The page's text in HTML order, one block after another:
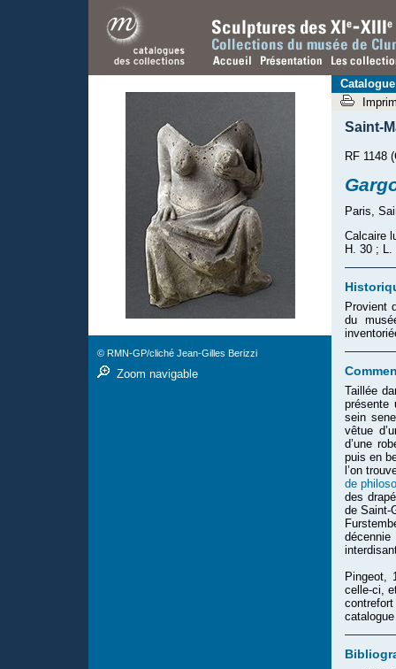
Saint-
RF 1148
Paris,
Calcaire
H. 30 ;
Provient
du
Taillée
présente
sein
vêtue
d’une
puis en
l’on
de
des
de Saint-
Pingeot,
celle-ci,
© RMN-GP/cliché Jean-Gilles Berizzi
Zoom navigable
Catalogue